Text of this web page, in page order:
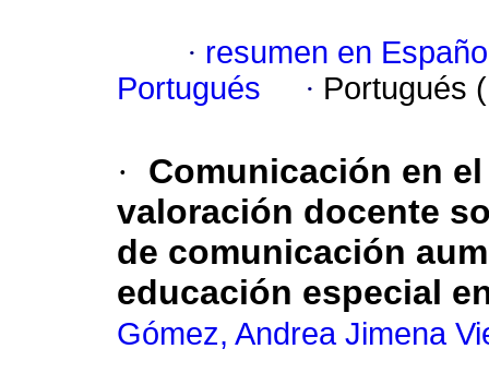
· resumen en
Portugués
· Portugués
·
Comunicación en
valoración docente
de comunicación
educación especial
Gómez, Andrea Jimena